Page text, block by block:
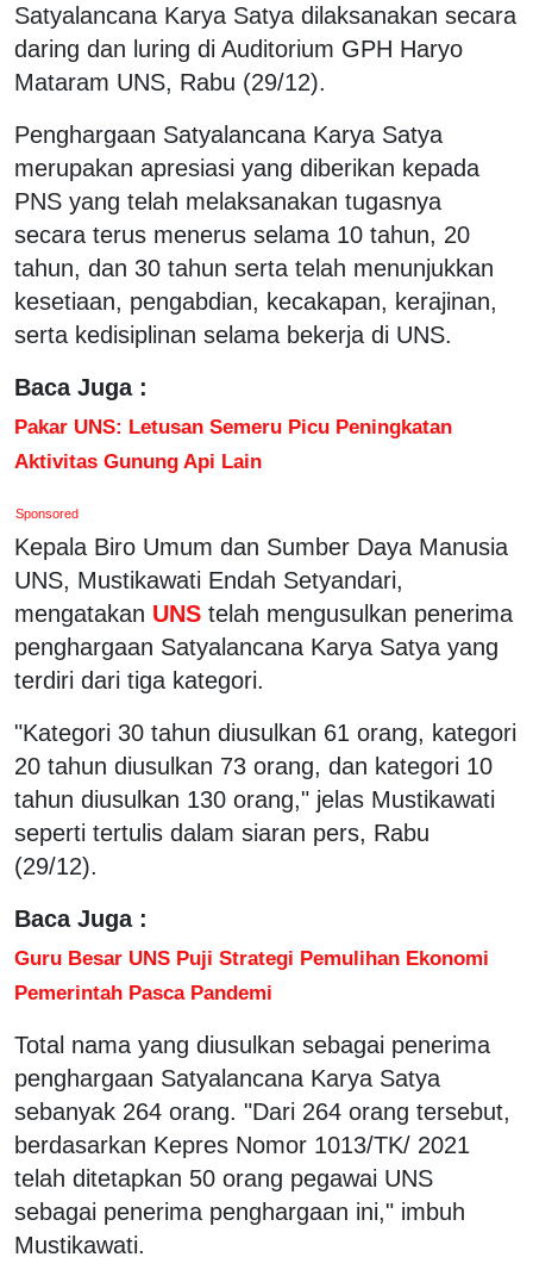
Satyalancana Karya Satya dilaksanakan secara
daring dan luring di Auditorium GPH Haryo
Mataram UNS, Rabu (29/12).
Penghargaan Satyalancana Karya Satya
merupakan apresiasi yang diberikan kepada
PNS yang telah melaksanakan tugasnya
secara terus menerus selama 10 tahun, 20
tahun, dan 30 tahun serta telah menunjukkan
kesetiaan, pengabdian, kecakapan, kerajinan,
serta kedisiplinan selama bekerja di UNS.
Baca Juga :
Pakar UNS: Letusan Semeru Picu Peningkatan
Aktivitas Gunung Api Lain
Sponsored
Kepala Biro Umum dan Sumber Daya Manusia
UNS, Mustikawati Endah Setyandari,
mengatakan UNS telah mengusulkan penerima
penghargaan Satyalancana Karya Satya yang
terdiri dari tiga kategori.
"Kategori 30 tahun diusulkan 61 orang, kategori
20 tahun diusulkan 73 orang, dan kategori 10
tahun diusulkan 130 orang," jelas Mustikawati
seperti tertulis dalam siaran pers, Rabu
(29/12).
Baca Juga :
Guru Besar UNS Puji Strategi Pemulihan Ekonomi
Pemerintah Pasca Pandemi
Total nama yang diusulkan sebagai penerima
penghargaan Satyalancana Karya Satya
sebanyak 264 orang. "Dari 264 orang tersebut,
berdasarkan Kepres Nomor 1013/TK/ 2021
telah ditetapkan 50 orang pegawai UNS
sebagai penerima penghargaan ini," imbuh
Mustikawati.